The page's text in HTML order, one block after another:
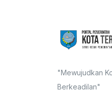
"Mewujudkan
Berkeadilan"